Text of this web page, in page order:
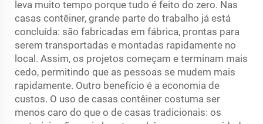
leva muito tempo porque tudo é feito do zero. Nas
casas contêiner, grande parte do trabalho já está
concluída: são fabricadas em fábrica, prontas para
serem transportadas e montadas rapidamente no
local. Assim, os projetos começam e terminam mais
cedo, permitindo que as pessoas se mudem mais
rapidamente. Outro benefício é a economia de
custos. O uso de casas contêiner costuma ser
menos caro do que o de casas tradicionais: os